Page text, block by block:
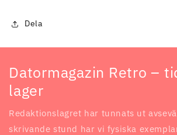
Dela
Datormagazin Retro –
lager
Redaktionslagret har tunnats ut
skrivande stund har vi fysiska